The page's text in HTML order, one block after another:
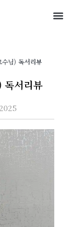
님) 독서리뷰
독서리뷰